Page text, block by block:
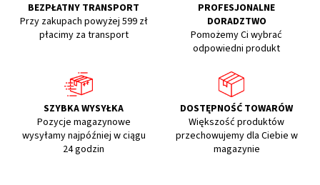
BEZPŁATNY TRANSPORT
Przy zakupach powyżej 599 zł
płacimy za transport
PROFESJONALNE
DORADZTWO
Pomożemy Ci wybrać
odpowiedni produkt
SZYBKA WYSYŁKA
Pozycje magazynowe
wysyłamy najpóźniej w ciągu
24 godzin
DOSTĘPNOŚĆ TOWARÓW
Większość produktów
przechowujemy dla Ciebie w
magazynie